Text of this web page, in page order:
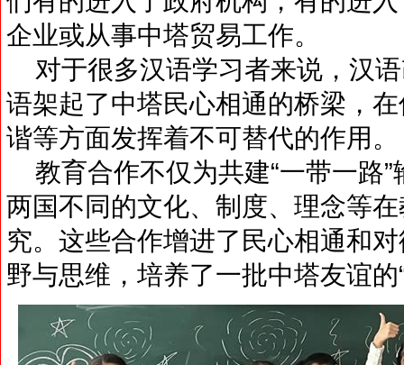
企业或从事中塔贸易工作。
对于很多汉语学习者来说，汉
语架起了中塔民心相通的桥梁，
谐等方面发挥着不可替代的作用。
教育合作不仅为共建“一带一路
两国不同的文化、制度、理念等
究。这些合作增进了民心相通和
野与思维，培养了一批中塔友谊的